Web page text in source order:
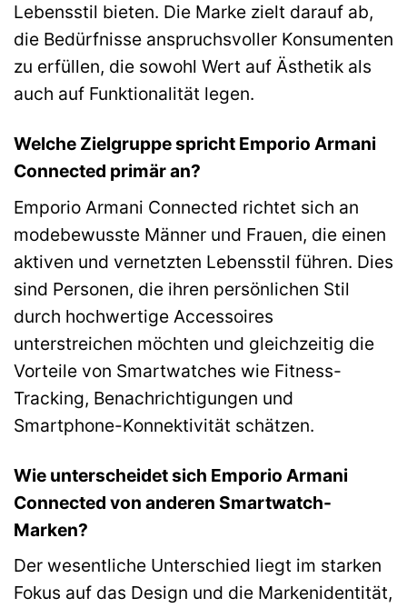
Lebensstil bieten. Die Marke zielt darauf ab,
die Bedürfnisse anspruchsvoller Konsumenten
zu erfüllen, die sowohl Wert auf Ästhetik als
auch auf Funktionalität legen.
Welche Zielgruppe spricht Emporio Armani
Connected primär an?
Emporio Armani Connected richtet sich an
modebewusste Männer und Frauen, die einen
aktiven und vernetzten Lebensstil führen. Dies
sind Personen, die ihren persönlichen Stil
durch hochwertige Accessoires
unterstreichen möchten und gleichzeitig die
Vorteile von Smartwatches wie Fitness-
Tracking, Benachrichtigungen und
Smartphone-Konnektivität schätzen.
Wie unterscheidet sich Emporio Armani
Connected von anderen Smartwatch-
Marken?
Der wesentliche Unterschied liegt im starken
Fokus auf das Design und die Markenidentität,